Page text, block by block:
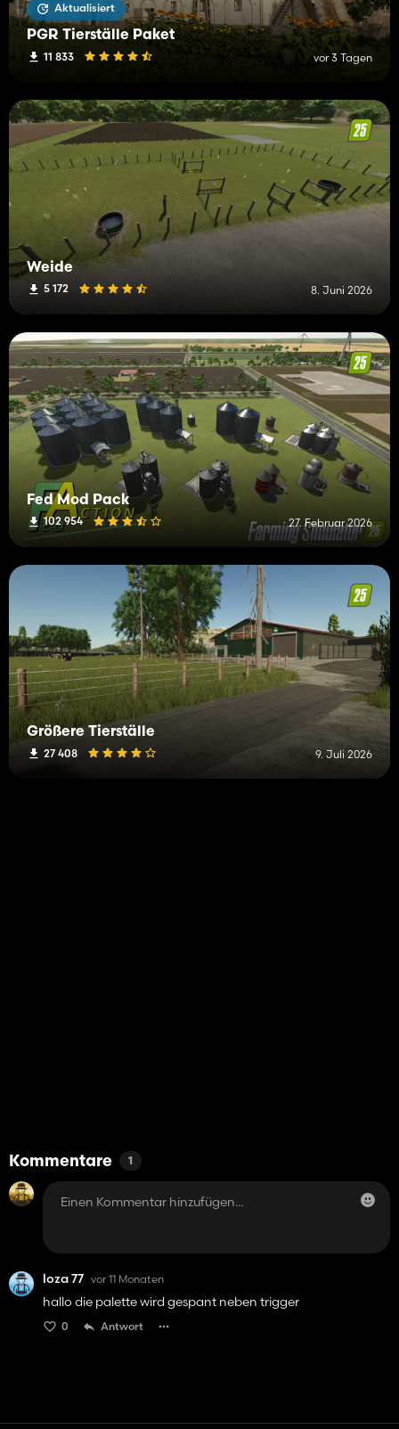
Aktualisiert
PGR Tierställe Paket
11 833 vor 3 Tagen
Weide
5 172 8. Juni 2026
Fed Mod Pack
102 954 27. Februar 2026
Größere Tierställe
27 408 9. Juli 2026
Kommentare 1
loza 77 vor 11 Monaten
hallo die palette wird gespant neben trigger
0 Antwort